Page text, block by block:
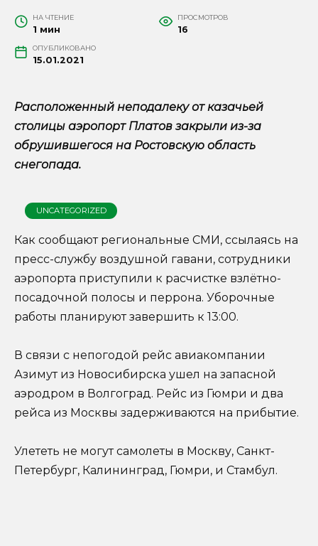
НА ЧТЕНИЕ
1 мин
ПРОСМОТРОВ
16
ОПУБЛИКОВАНО
15.01.2021
Расположенный неподалеку от казачьей
столицы аэропорт Платов закрыли из-за
обрушившегося на Ростовскую область
снегопада.
UNCATEGORIZED
Как сообщают региональные СМИ, ссылаясь на
пресс-службу воздушной гавани, сотрудники
аэропорта приступили к расчистке взлётно-
посадочной полосы и перрона. Уборочные
работы планируют завершить к 13:00.
В связи с непогодой рейс авиакомпании
Азимут из Новосибирска ушел на запасной
аэродром в Волгоград. Рейс из Гюмри и два
рейса из Москвы задерживаются на прибытие.
Улететь не могут самолеты в Москву, Санкт-
Петербург, Калининград, Гюмри, и Стамбул.